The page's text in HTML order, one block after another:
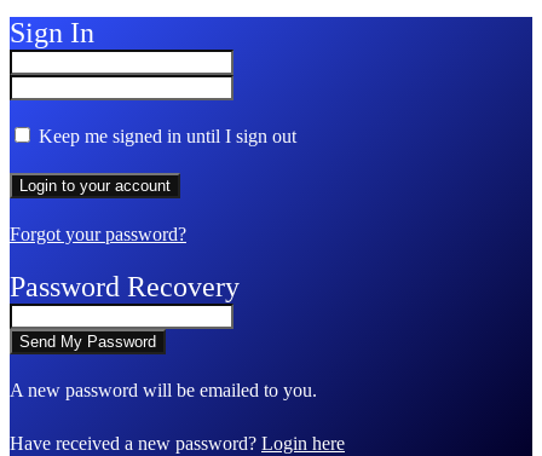
Sign In
Keep me signed in until I sign out
Forgot your password?
Password Recovery
A new password will be emailed to you.
Have received a new password? Login here